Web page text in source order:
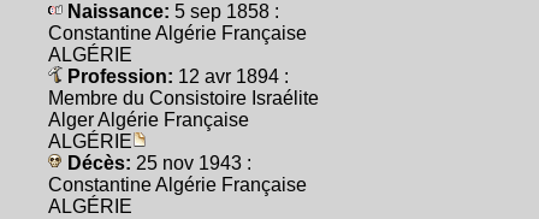
Naissance: 5 sep 1858 :
Constantine Algérie Française
ALGÉRIE
Profession: 12 avr 1894 :
Membre du Consistoire Israélite
Alger Algérie Française
ALGÉRIE
Décès: 25 nov 1943 :
Constantine Algérie Française
ALGÉRIE